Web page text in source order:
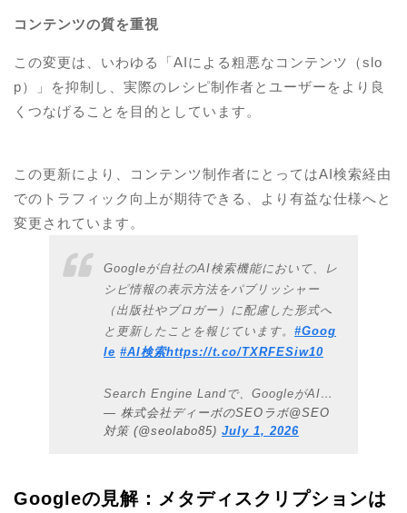
コンテンツの質を重視
この変更は、いわゆる「AIによる粗悪なコンテンツ（slo
p）」を抑制し、実際のレシピ制作者とユーザーをより良
くつなげることを目的としています。
この更新により、コンテンツ制作者にとってはAI検索経由
でのトラフィック向上が期待できる、より有益な仕様へと
変更されています。
Googleが自社のAI検索機能において、レ
シピ情報の表示方法をパブリッシャー
（出版社やブロガー）に配慮した形式へ
と更新したことを報じています。 #Goog
le #AI検索https://t.co/TXRFESiw10
Search Engine Landで、GoogleがAI…
— 株式会社ディーボのSEOラボ@SEO
対策 (@seolabo85) July 1, 2026
Googleの見解：メタディスクリプションは